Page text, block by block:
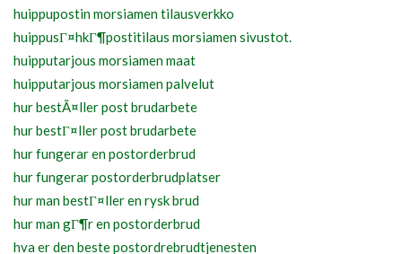
huippupostin morsiamen tilausverkko
huippusГ¤hkГ¶postitilaus morsiamen sivustot.
huipputarjous morsiamen maat
huipputarjous morsiamen palvelut
hur bestÃ¤ller post brudarbete
hur bestГ¤ller post brudarbete
hur fungerar en postorderbrud
hur fungerar postorderbrudplatser
hur man bestГ¤ller en rysk brud
hur man gГ¶r en postorderbrud
hva er den beste postordrebrudtjenesten